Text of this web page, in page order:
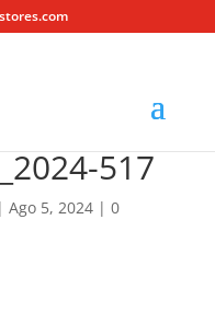
517
| Ago 5, 2024| 0